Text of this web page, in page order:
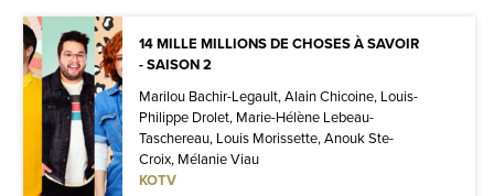
14 MILLE MILLIONS DE CHOSES À SAVOIR
- SAISON 2
Marilou Bachir-Legault, Alain Chicoine, Louis-
Philippe Drolet, Marie-Hélène Lebeau-
Taschereau, Louis Morissette, Anouk Ste-
Croix, Mélanie Viau
KOTV